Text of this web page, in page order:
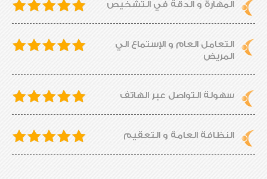
المهارة و الدقة في التشخيص
التعامل العام و الإستماع الي
المريض
سهولة التواصل عبر الهاتف
النظافة العامة و التعقيم